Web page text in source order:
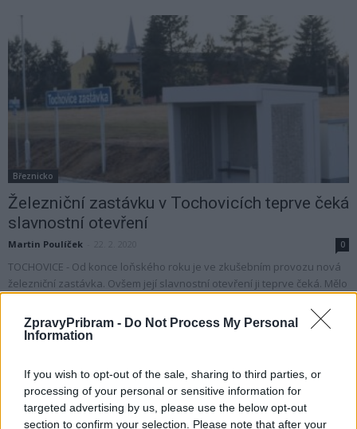
ZpravyPribram - Do Not Process My Personal
Information
If you wish to opt-out of the sale, sharing to third parties, or
processing of your personal or sensitive information for
targeted advertising by us, please use the below opt-out
section to confirm your selection. Please note that after your
Březnicko
Železniční zastávku v Tochovicích teprve čeká
slavnostní otevření
Martin Poulíček 0
TOCHOVICE - Od konce loňského roku je ve zkušebním provozu nová
železniční zastávka. Ovšem její slavnostní otevření ji teprve čeká. Mělo